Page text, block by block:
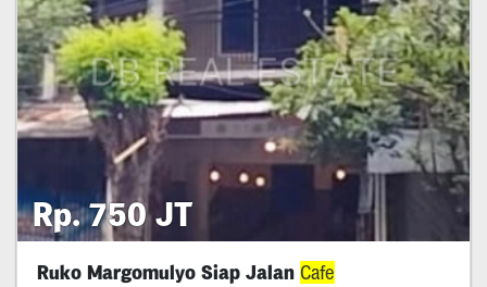
Rp. 750 JT
Ruko Margomulyo Siap Jalan Cafe